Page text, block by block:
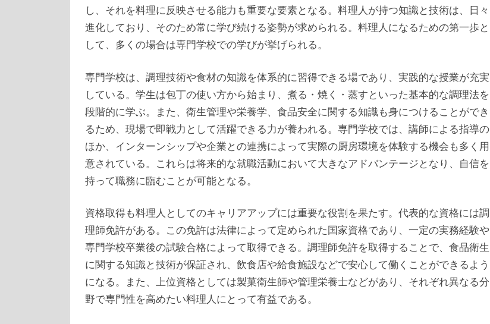
し、それを料理に反映させる能力も重要な要素となる。料理人が持つ知識と技術は、日々
進化しており、そのため常に学び続ける姿勢が求められる。料理人になるための第一歩と
して、多くの場合は専門学校での学びが挙げられる。
専門学校は、調理技術や食材の知識を体系的に習得できる場であり、実践的な授業が充実
している。学生は包丁の使い方から始まり、煮る・焼く・蒸すといった基本的な調理法を
段階的に学ぶ。また、衛生管理や栄養学、食品安全に関する知識も身につけることができ
るため、現場で即戦力として活躍できる力が養われる。専門学校では、講師による指導の
ほか、インターンシップや企業との連携によって実際の厨房環境を体験する機会も多く用
意されている。これらは将来的な就職活動において大きなアドバンテージとなり、自信を
持って職務に臨むことが可能となる。
資格取得も料理人としてのキャリアアップには重要な役割を果たす。代表的な資格には調
理師免許がある。この免許は法律によって定められた国家資格であり、一定の実務経験や
専門学校卒業後の試験合格によって取得できる。調理師免許を取得することで、食品衛生
に関する知識と技術が保証され、飲食店や給食施設などで安心して働くことができるよう
になる。また、上位資格としては製菓衛生師や管理栄養士などがあり、それぞれ異なる分
野で専門性を高めたい料理人にとって有益である。